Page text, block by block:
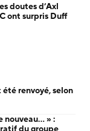
doutes d’Axl
ont surpris Duff
renvoyé, selon
nouveau… » :